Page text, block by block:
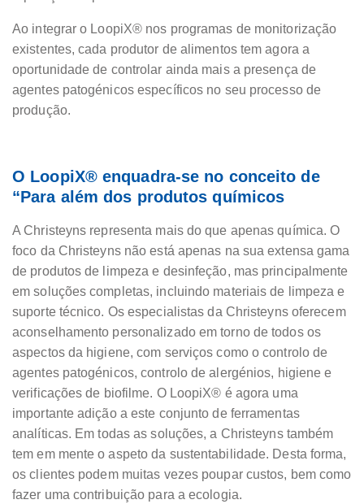
Ao integrar o LoopiX® nos programas de monitorização
existentes, cada produtor de alimentos tem agora a
oportunidade de controlar ainda mais a presença de
agentes patogénicos específicos no seu processo de
produção.
O LoopiX® enquadra-se no conceito de
“Para além dos produtos químicos
A Christeyns representa mais do que apenas química. O
foco da Christeyns não está apenas na sua extensa gama
de produtos de limpeza e desinfeção, mas principalmente
em soluções completas, incluindo materiais de limpeza e
suporte técnico. Os especialistas da Christeyns oferecem
aconselhamento personalizado em torno de todos os
aspectos da higiene, com serviços como o controlo de
agentes patogénicos, controlo de alergénios, higiene e
verificações de biofilme. O LoopiX® é agora uma
importante adição a este conjunto de ferramentas
analíticas. Em todas as soluções, a Christeyns também
tem em mente o aspeto da sustentabilidade. Desta forma,
os clientes podem muitas vezes poupar custos, bem como
fazer uma contribuição para a ecologia.